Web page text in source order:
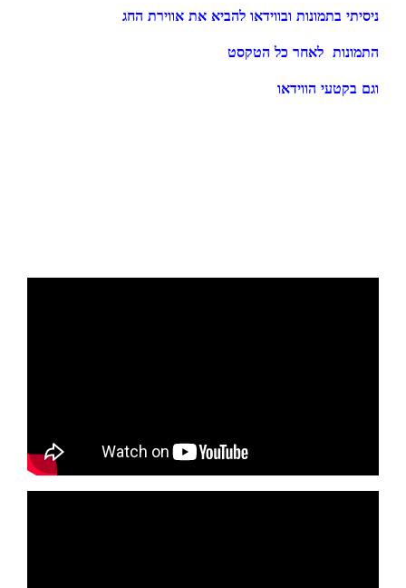
ניסיתי בתמונות ובווידאו להביא את אווירת החג
התמונות לאחר כל הטקסט
וגם בקטעי הווידאו